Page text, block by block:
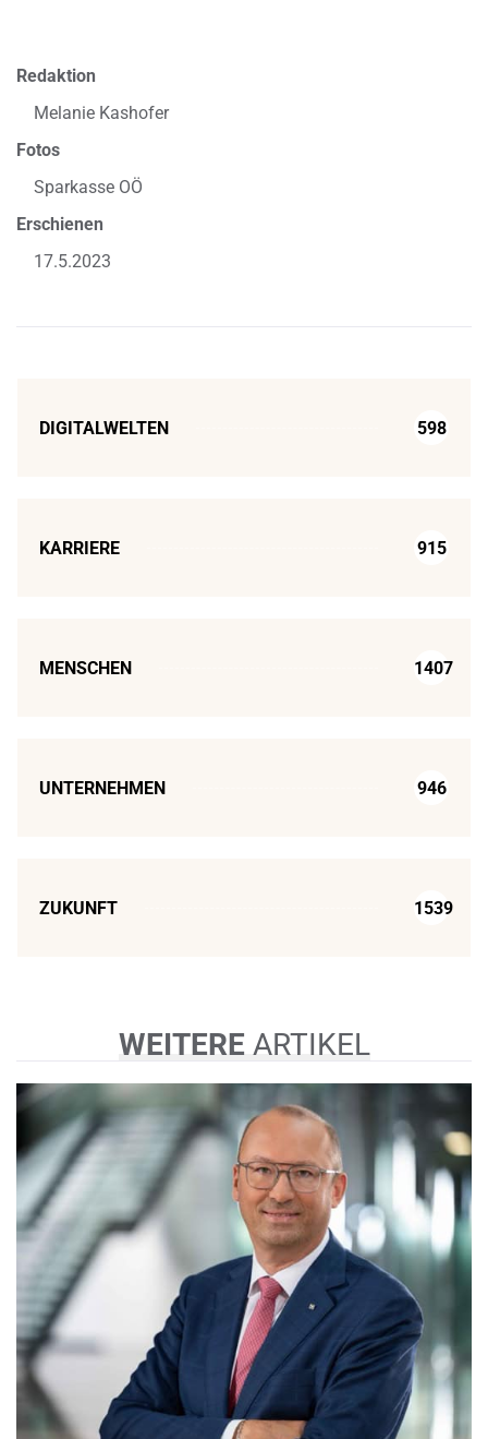
Redaktion
Melanie Kashofer
Fotos
Sparkasse OÖ
Erschienen
17.5.2023
DIGITALWELTEN 598
KARRIERE 915
MENSCHEN 1407
UNTERNEHMEN 946
ZUKUNFT 1539
WEITEREARTIKEL